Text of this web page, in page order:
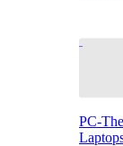
PC-